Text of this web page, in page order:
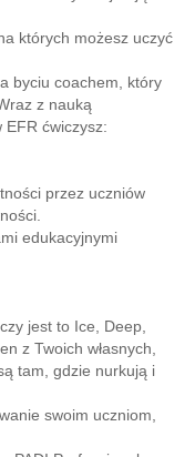
których możesz uczyć
byciu coachem, który
z nauką
ćwiczysz:
przez uczniów
edukacyjnymi
jest to Ice, Deep,
z Twoich własnych,
tam, gdzie nurkują i
swoim uczniom,